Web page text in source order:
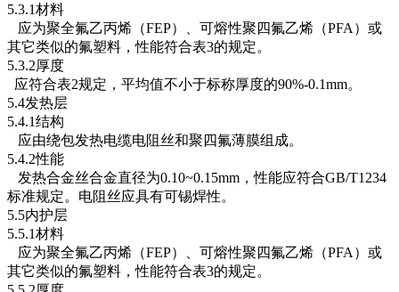
5.3.1材料
应为聚全氟乙丙烯（FEP）、可熔性聚四氟乙烯（PFA）或
其它类似的氟塑料，性能符合表3的规定。
5.3.2厚度
应符合表2规定，平均值不小于标称厚度的90%-0.1mm。
5.4发热层
5.4.1结构
应由绕包发热电缆电阻丝和聚四氟薄膜组成。
5.4.2性能
发热合金丝合金直径为0.10~0.15mm，性能应符合GB/T1234
标准规定。电阻丝应具有可锡焊性。
5.5内护层
5.5.1材料
应为聚全氟乙丙烯（FEP）、可熔性聚四氟乙烯（PFA）或
其它类似的氟塑料，性能符合表3的规定。